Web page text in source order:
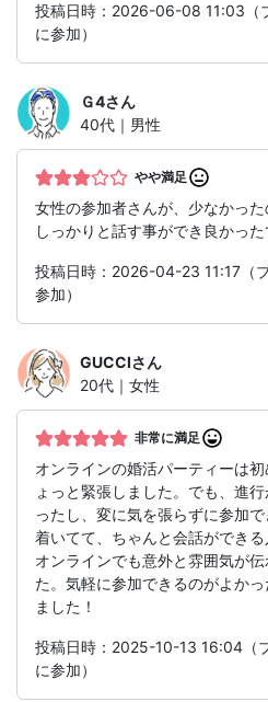
投稿日時：2026-06-08 11:03（
に参加）
Ｇ4さん
40代｜男性
やや満足
女性の参加者さんが、少なかっ
しっかりと話す事ができ良かった
投稿日時：2026-04-23 11:17（
参加）
GUCCIさん
20代｜女性
非常に満足
オンラインの婚活パーティーは
ょっと緊張しました。でも、進
ったし、変に気を張らずに参加
着いてて、ちゃんと会話ができる
オンラインでも意外と雰囲気が
た。気軽に参加できるのがよか
ました！
投稿日時：2025-10-13 16:04（
に参加）